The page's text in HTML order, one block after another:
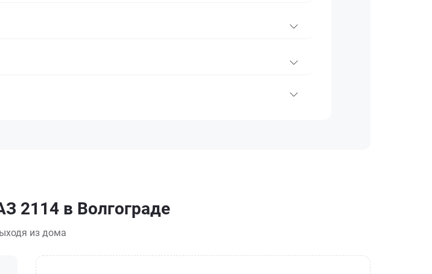
2114 в Волгограде
из дома